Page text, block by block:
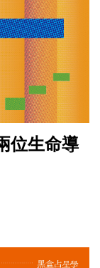
位生命導